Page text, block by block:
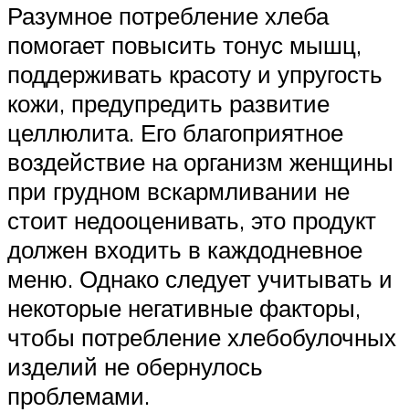
Разумное потребление хлеба
помогает повысить тонус мышц,
поддерживать красоту и упругость
кожи, предупредить развитие
целлюлита. Его благоприятное
воздействие на организм женщины
при грудном вскармливании не
стоит недооценивать, это продукт
должен входить в каждодневное
меню. Однако следует учитывать и
некоторые негативные факторы,
чтобы потребление хлебобулочных
изделий не обернулось
проблемами.